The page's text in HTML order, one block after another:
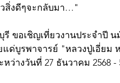
สิ่งดีๆจะกลับมา…"
ขอเชิญเที่ยวงานประจำปี น
ด่บูรพาจารย์ "หลวงปู่เอี่ยม
างวันที่ 27 ธันวาคม 2568 -